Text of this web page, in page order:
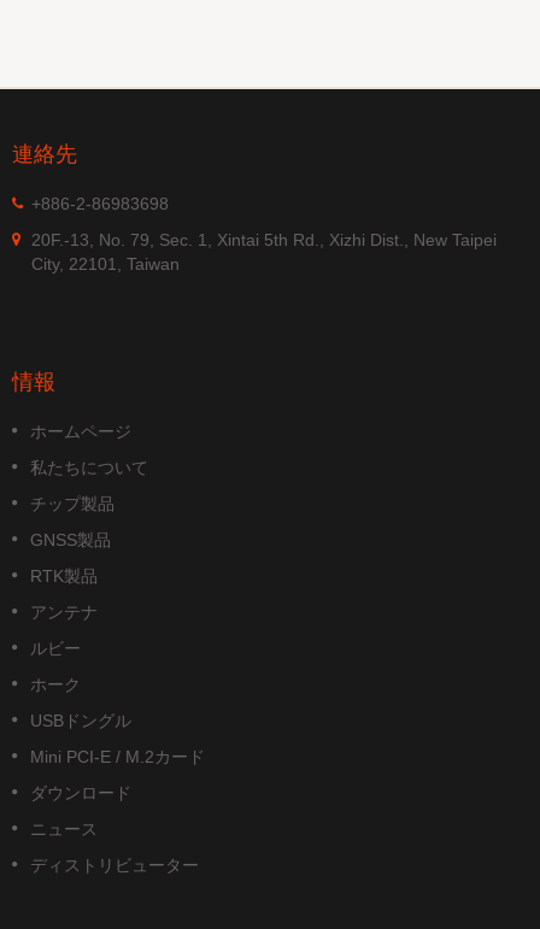
連絡先
+886-2-86983698
20F.-13, No. 79, Sec. 1, Xintai 5th Rd., Xizhi Dist., New Taipei
City, 22101, Taiwan
情報
ホームページ
私たちについて
チップ製品
GNSS製品
RTK製品
アンテナ
ルビー
ホーク
USBドングル
Mini PCI-E / M.2カード
ダウンロード
ニュース
ディストリビューター